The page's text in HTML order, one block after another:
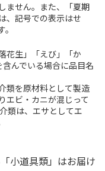
ません。また、「夏期
、記号での表示はせ
花生」「えび」「か
んでいる場合に品目名
類を原材料として製造
エビ・カニが混じって
類は、エサとしてエ
小道具類」はお届け